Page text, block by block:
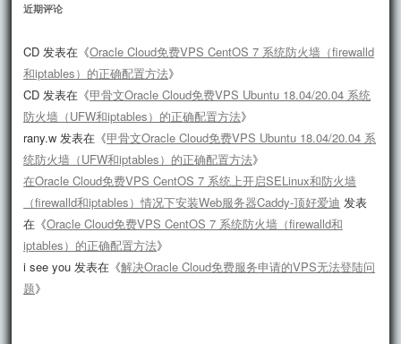
近期评论
CD 发表在《Oracle Cloud免费VPS CentOS 7 系统防火墙（firewalld
和iptables）的正确配置方法》
CD 发表在《甲骨文Oracle Cloud免费VPS Ubuntu 18.04/20.04 系统
防火墙（UFW和iptables）的正确配置方法》
rany.w 发表在《甲骨文Oracle Cloud免费VPS Ubuntu 18.04/20.04 系
统防火墙（UFW和iptables）的正确配置方法》
在Oracle Cloud免费VPS CentOS 7 系统上开启SELinux和防火墙
（firewalld和iptables）情况下安装Web服务器Caddy-顶好爱迪 发表
在《Oracle Cloud免费VPS CentOS 7 系统防火墙（firewalld和
iptables）的正确配置方法》
i see you 发表在《解决Oracle Cloud免费服务申请的VPS无法登陆问
题》